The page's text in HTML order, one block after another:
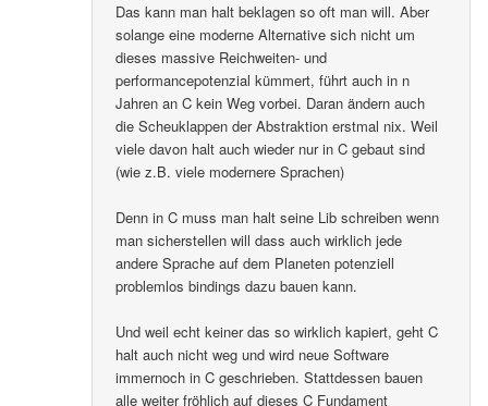
Das kann man halt beklagen so oft man will. Aber
solange eine moderne Alternative sich nicht um
dieses massive Reichweiten- und
performancepotenzial kümmert, führt auch in n
Jahren an C kein Weg vorbei. Daran ändern auch
die Scheuklappen der Abstraktion erstmal nix. Weil
viele davon halt auch wieder nur in C gebaut sind
(wie z.B. viele modernere Sprachen)
Denn in C muss man halt seine Lib schreiben wenn
man sicherstellen will dass auch wirklich jede
andere Sprache auf dem Planeten potenziell
problemlos bindings dazu bauen kann.
Und weil echt keiner das so wirklich kapiert, geht C
halt auch nicht weg und wird neue Software
immernoch in C geschrieben. Stattdessen bauen
alle weiter fröhlich auf dieses C Fundament